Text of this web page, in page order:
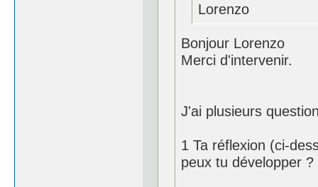
Lorenzo
Bonjour Lorenzo
Merci d'intervenir.
J'ai plusieurs
1 Ta réflexion (ci-
peux tu développer ?